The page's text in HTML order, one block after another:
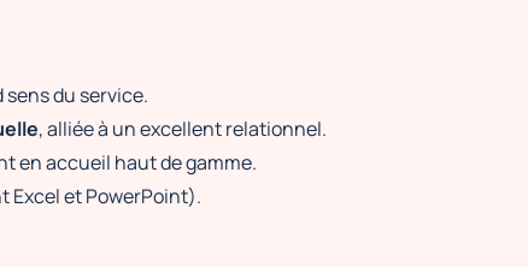
sens du service.
, alliée à un excellent relationnel.
en accueil haut de gamme.
Excel et PowerPoint).